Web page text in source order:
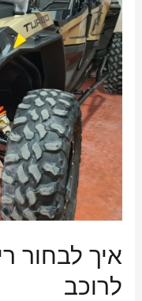
איך לבחור
לרוכב